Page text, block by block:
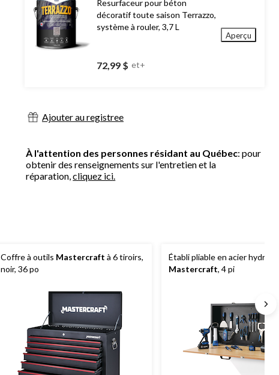
Resurfaceur pour béton
décoratif toute saison Terrazzo,
système à rouler, 3,7 L
72,99 $ et+
Aperçu
Ajouter au registree
À l'attention des personnes résidant au Québec: pour
obtenir des renseignements sur l'entretien et la
réparation,cliquez ici.
Coffre à outils Mastercraft à 6 tiroirs,
noir, 36 po
Établi pliable en acier
Mastercraft, 4 pi